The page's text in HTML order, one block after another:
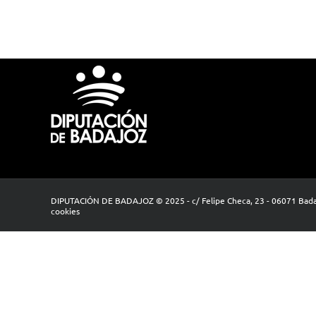
DIPUTACIÓN DE BADAJOZ © 2025 - c/ Felipe Checa, 23 - 06071
cookies